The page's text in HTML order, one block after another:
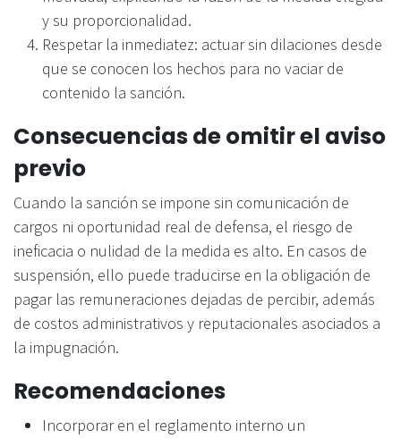
y su proporcionalidad.
Respetar la inmediatez: actuar sin dilaciones desde
que se conocen los hechos para no vaciar de
contenido la sanción.
Consecuencias de omitir el aviso
previo
Cuando la sanción se impone sin comunicación de
cargos ni oportunidad real de defensa, el riesgo de
ineficacia o nulidad de la medida es alto. En casos de
suspensión, ello puede traducirse en la obligación de
pagar las remuneraciones dejadas de percibir, además
de costos administrativos y reputacionales asociados a
la impugnación.
Recomendaciones
Incorporar en el reglamento interno un